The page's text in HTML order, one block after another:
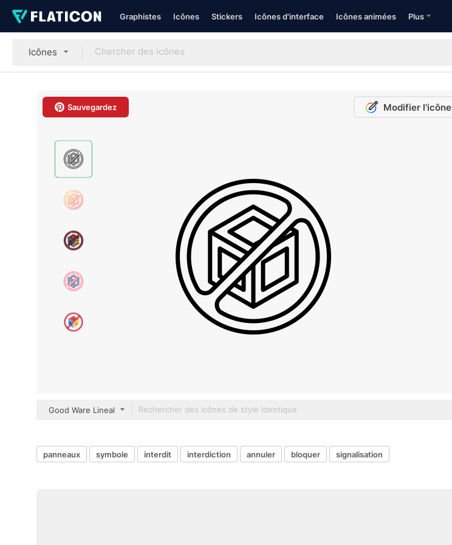
Graphistes Icônes Stickers Icônes d'interface Icônes animées Plus
Icônes
Sauvegardez Modifier l'icône
Good Ware Lineal
panneaux symbole interdit interdiction annuler bloquer signalisation